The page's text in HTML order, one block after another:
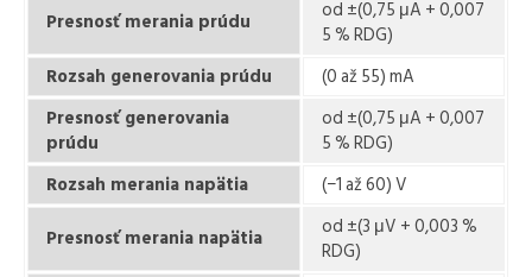
Presnosť merania prúdu
od ±(0,75 μA + 0,007
5 % RDG)
Rozsah generovania prúdu
(0 až 55) mA
Presnosť generovania
prúdu
od ±(0,75 μA + 0,007
5 % RDG)
Rozsah merania napätia
(−1 až 60) V
Presnosť merania napätia
od ±(3 μV + 0,003 %
RDG)